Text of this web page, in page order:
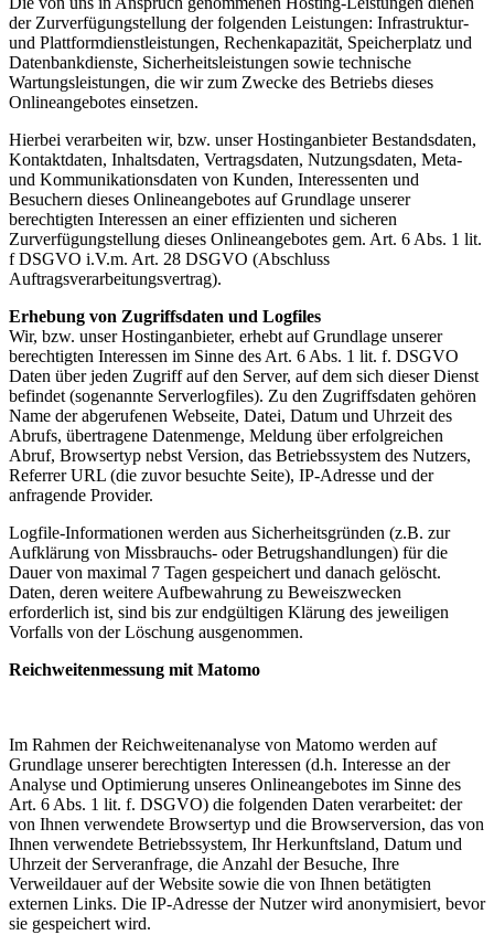
der Zurverfügungstellung der folgenden Leistungen: Infrastruktur-
und Plattformdienstleistungen, Rechenkapazität, Speicherplatz und
Datenbankdienste, Sicherheitsleistungen sowie technische
Wartungsleistungen, die wir zum Zwecke des Betriebs dieses
Onlineangebotes einsetzen.
Hierbei verarbeiten wir, bzw. unser Hostinganbieter Bestandsdaten,
Kontaktdaten, Inhaltsdaten, Vertragsdaten, Nutzungsdaten, Meta-
und Kommunikationsdaten von Kunden, Interessenten und
Besuchern dieses Onlineangebotes auf Grundlage unserer
berechtigten Interessen an einer effizienten und sicheren
Zurverfügungstellung dieses Onlineangebotes gem. Art. 6 Abs. 1 lit.
f DSGVO i.V.m. Art. 28 DSGVO (Abschluss
Auftragsverarbeitungsvertrag).
Erhebung von Zugriffsdaten und Logfiles
Wir, bzw. unser Hostinganbieter, erhebt auf Grundlage unserer
berechtigten Interessen im Sinne des Art. 6 Abs. 1 lit. f. DSGVO
Daten über jeden Zugriff auf den Server, auf dem sich dieser Dienst
befindet (sogenannte Serverlogfiles). Zu den Zugriffsdaten gehören
Name der abgerufenen Webseite, Datei, Datum und Uhrzeit des
Abrufs, übertragene Datenmenge, Meldung über erfolgreichen
Abruf, Browsertyp nebst Version, das Betriebssystem des Nutzers,
Referrer URL (die zuvor besuchte Seite), IP-Adresse und der
anfragende Provider.
Logfile-Informationen werden aus Sicherheitsgründen (z.B. zur
Aufklärung von Missbrauchs- oder Betrugshandlungen) für die
Dauer von maximal 7 Tagen gespeichert und danach gelöscht.
Daten, deren weitere Aufbewahrung zu Beweiszwecken
erforderlich ist, sind bis zur endgültigen Klärung des jeweiligen
Vorfalls von der Löschung ausgenommen.
Reichweitenmessung mit Matomo
Im Rahmen der Reichweitenanalyse von Matomo werden auf
Grundlage unserer berechtigten Interessen (d.h. Interesse an der
Analyse und Optimierung unseres Onlineangebotes im Sinne des
Art. 6 Abs. 1 lit. f. DSGVO) die folgenden Daten verarbeitet: der
von Ihnen verwendete Browsertyp und die Browserversion, das von
Ihnen verwendete Betriebssystem, Ihr Herkunftsland, Datum und
Uhrzeit der Serveranfrage, die Anzahl der Besuche, Ihre
Verweildauer auf der Website sowie die von Ihnen betätigten
externen Links. Die IP-Adresse der Nutzer wird anonymisiert, bevor
sie gespeichert wird.